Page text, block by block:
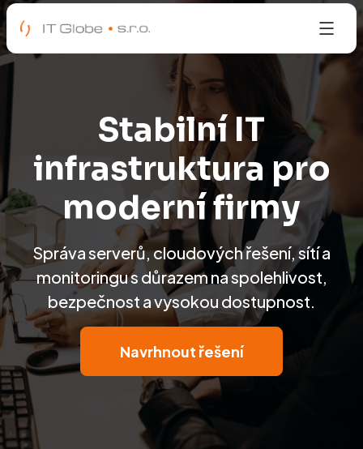
Stabilní IT
infrastruktura pro
moderní firmy
Správa serverů, cloudových řešení, sítí a
monitoringu s důrazem na spolehlivost,
bezpečnost a vysokou dostupnost.
Navrhnout řešení